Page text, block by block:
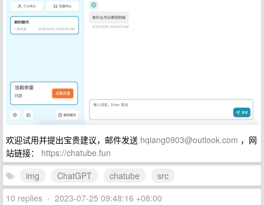
欢迎试用并提出宝贵建议，邮件发送 hqiang0903@outlook.com ，网
站链接： https://chatube.fun
img
ChatGPT chatube
src
10 replies • 2023-07-25 09:48:16 +08:00